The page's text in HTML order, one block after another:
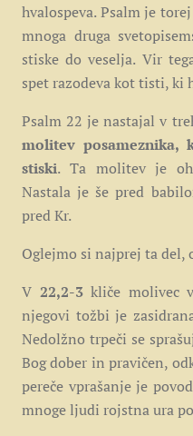
hvalospeva. Psalm je
mnoga druga
stiske do veselja. Vir
spet razodeva kot tisti, ki
Psalm 22 je nastajal v
molitev posameznika,
stiski. Ta molitev je
Nastala je še pred
pred Kr.
Oglejmo si najprej ta del,
V 22,2-3kliče molivec v
njegovi tožbi je
Nedolžno trpeči se
Bog dober in pravičen,
pereče vprašanje je
mnoge ljudi rojstna ura